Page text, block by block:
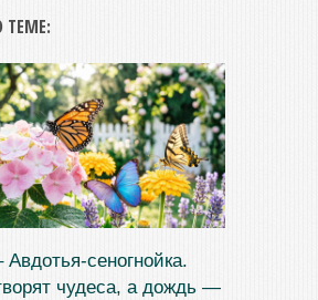
ТЕМЕ:
сеногнойка.
чудеса, а дождь —